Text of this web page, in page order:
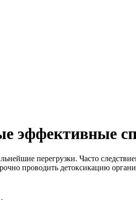
эффективные
перегрузки. Часто
проводить детоксикацию